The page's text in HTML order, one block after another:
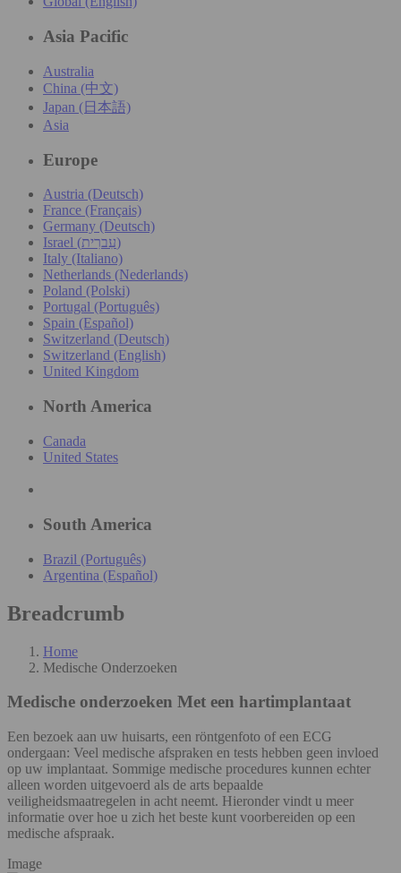
Asia Pacific
Australia
China (中文)
Japan (日本語)
Asia
Europe
Austria (Deutsch)
France (Français)
Germany (Deutsch)
Israel (עִברִית)
Italy (Italiano)
Netherlands (Nederlands)
Poland (Polski)
Portugal (Português)
Spain (Español)
Switzerland (Deutsch)
Switzerland (English)
United Kingdom
North America
Canada
United States
South America
Brazil (Português)
Argentina (Español)
Breadcrumb
Home
Medische Onderzoeken
Medische onderzoeken Met een hartimplantaat
Een bezoek aan uw huisarts, een röntgenfoto of een ECG
ondergaan: Veel medische afspraken en tests hebben geen invloed
op uw implantaat. Sommige medische procedures kunnen echter
alleen worden uitgevoerd als de arts bepaalde
veiligheidsmaatregelen in acht neemt. Hieronder vindt u meer
informatie over hoe u zich het beste kunt voorbereiden op een
medische afspraak.
Image